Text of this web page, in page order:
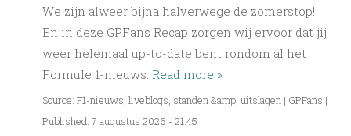
We zijn alweer bijna halverwege de zomerstop!
En in deze GPFans Recap zorgen wij ervoor dat jij
weer helemaal up-to-date bent rondom al het
Formule 1-nieuws. Read more »
Source: F1-nieuws, liveblogs, standen &amp; uitslagen | GPFans |
Published: 7 augustus 2026 - 21:45